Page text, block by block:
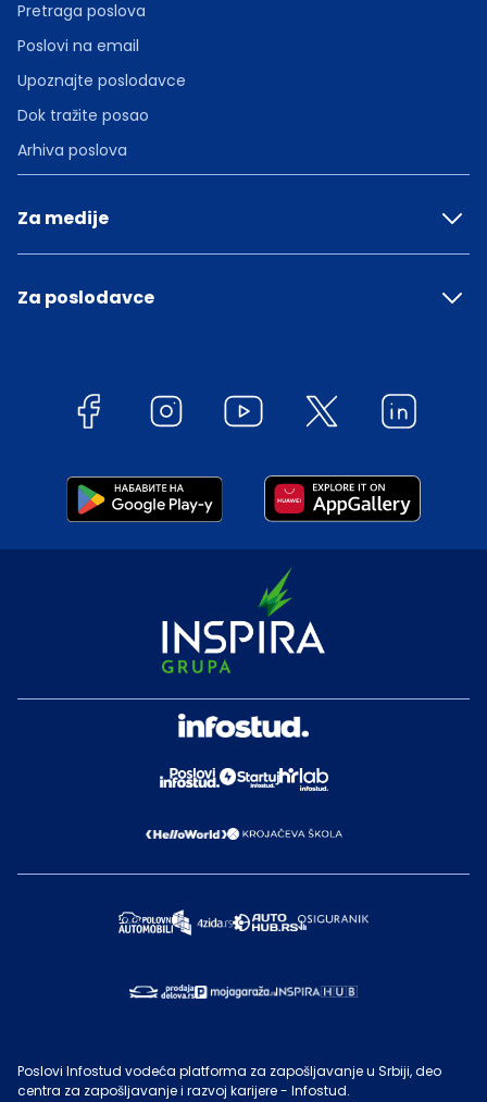
Pretraga poslova
Poslovi na email
Upoznajte poslodavce
Dok tražite posao
Arhiva poslova
Za medije
Za poslodavce
Poslovi Infostud vodeća platforma za zapošljavanje u Srbiji, deo
centra za zapošljavanje i razvoj karijere - Infostud.